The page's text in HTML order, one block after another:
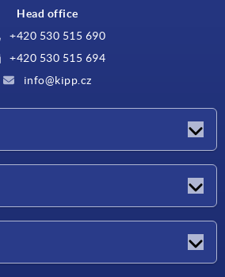
Head office
+420 530 515 690
+420 530 515 694
info@kipp.cz